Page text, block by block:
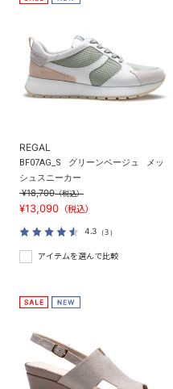
REGAL
BF07AG_S グリーンベージュ
メッ
シュスニーカー
¥18,700（税込）
¥13,090 （税込）
4.3 （3）
アイテムを選んで比較